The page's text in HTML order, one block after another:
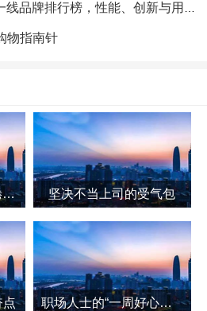
行榜，性能、创新与用户满意度的综合考量
物指南针
为什么你会产生职业倦怠？ 坚决不当上司的受气包
点 职场人士的“一周好心情计划”